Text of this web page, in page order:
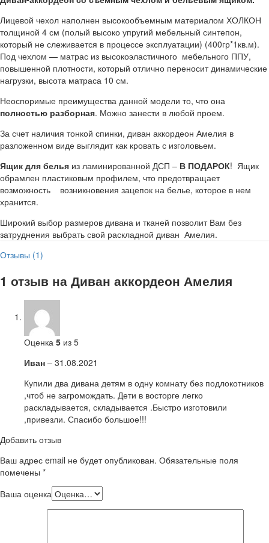
Лицевой чехол наполнен высокообъемным материалом ХОЛКОН
толщиной 4 см (полый высоко упругий мебельный синтепон,
который не слеживается в процессе эксплуатации) (400гр*1кв.м).
Под чехлом — матрас из высокоэластичного мебельного ППУ,
повышенной плотности, который отлично переносит динамические
нагрузки, высота матраса 10 см.
Неоспоримые преимущества данной модели то, что она
полностью разборная. Можно занести в любой проем.
За счет наличия тонкой спинки, диван аккордеон Амелия в
разложенном виде выглядит как кровать с изголовьем.
Ящик для белья из ламинированной ДСП – В ПОДАРОК! Ящик
обрамлен пластиковым профилем, что предотвращает
возможность возникновения зацепок на белье, которое в нем
хранится.
Широкий выбор размеров дивана и тканей позволит Вам без
затруднения выбрать свой раскладной диван Амелия.
Отзывы (1)
1 отзыв на Диван аккордеон Амелия
Оценка 5 из 5
Иван – 31.08.2021
Купили два дивана детям в одну комнату без подлокотников
,чтоб не загромождать. Дети в восторге легко
раскладывается, складывается .Быстро изготовили
,привезли. Спасибо большое!!!
Добавить отзыв
Ваш адрес email не будет опубликован. Обязательные поля
помечены *
Ваша оценка